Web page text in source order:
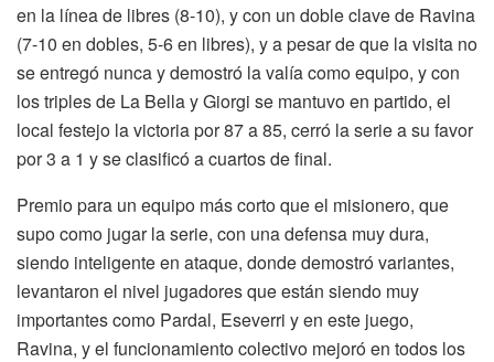
en la línea de libres (8-10), y con un doble clave de Ravina
(7-10 en dobles, 5-6 en libres), y a pesar de que la visita no
se entregó nunca y demostró la valía como equipo, y con
los triples de La Bella y Giorgi se mantuvo en partido, el
local festejo la victoria por 87 a 85, cerró la serie a su favor
por 3 a 1 y se clasificó a cuartos de final.
Premio para un equipo más corto que el misionero, que
supo como jugar la serie, con una defensa muy dura,
siendo inteligente en ataque, donde demostró variantes,
levantaron el nivel jugadores que están siendo muy
importantes como Pardal, Eseverri y en este juego,
Ravina, y el funcionamiento colectivo mejoró en todos los